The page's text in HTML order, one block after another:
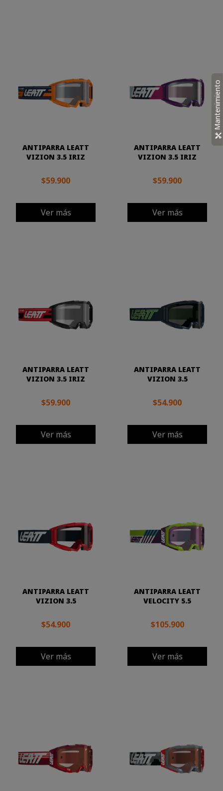
ANTIPARRA LEATT
VIZION 3.5 IRIZ
$59.900
Ver más
ANTIPARRA LEATT
VIZION 3.5 IRIZ
$59.900
Ver más
ANTIPARRA LEATT
VIZION 3.5 IRIZ
$59.900
Ver más
ANTIPARRA LEATT
VIZION 3.5
$54.900
Ver más
ANTIPARRA LEATT
VIZION 3.5
$54.900
Ver más
ANTIPARRA LEATT
VELOCITY 5.5
$105.900
Ver más
Mantenimiento